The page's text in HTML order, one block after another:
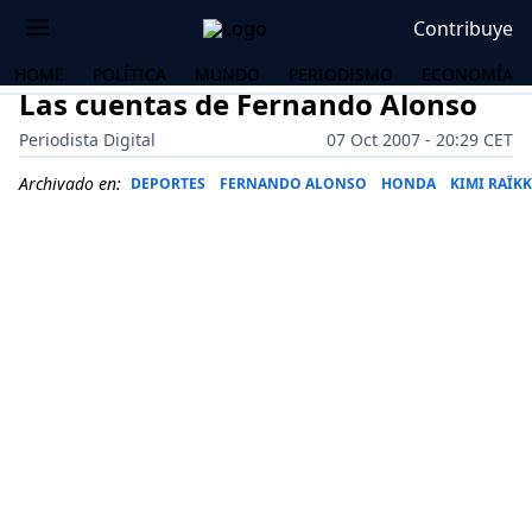
Contribuye
HOME POLÍTICA MUNDO PERIODISMO ECONOMÍA
Las cuentas de Fernando Alonso
Periodista Digital
07 Oct 2007 - 20:29 CET
Archivado en: DEPORTES FERNANDO ALONSO HONDA KIMI